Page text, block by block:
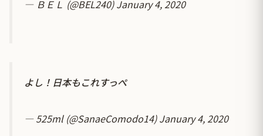
— ＢＥＬ (@BEL240)January 4, 2020
よし！日本もこれすっぺ
— 525ml (@SanaeComodo14)January 4, 2020